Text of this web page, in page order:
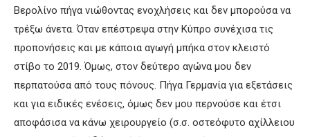
Βερολίνο πήγα νιώθοντας ενοχλήσεις και δεν μπορούσα να
τρέξω άνετα. Όταν επέστρεψα στην Κύπρο συνέχισα τις
προπονήσεις και με κάποια αγωγή μπήκα στον κλειστό
στίβο το 2019. Όμως, στον δεύτερο αγώνα μου δεν
περπατούσα από τους πόνους. Πήγα Γερμανία για εξετάσεις
και για ειδικές ενέσεις, όμως δεν μου περνούσε και έτσι
αποφάσισα να κάνω χειρουργείο (σ.σ. οστεόφυτο αχίλλειου